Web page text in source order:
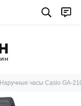
Наручные часы Casio GA-